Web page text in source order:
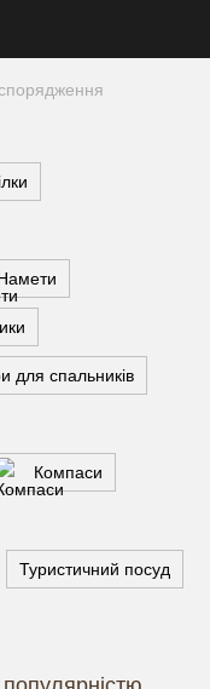
для спальників
Компаси
Туристичний посуд